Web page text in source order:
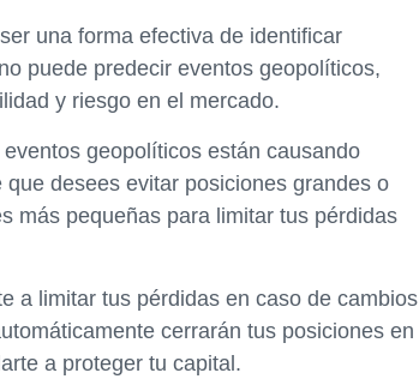
una forma efectiva de identificar
puede predecir eventos geopolíticos,
y riesgo en el mercado.
geopolíticos están causando
desees evitar posiciones grandes o
más pequeñas para limitar tus pérdidas
a limitar tus pérdidas en caso de cambios
cerrarán tus posiciones en
a proteger tu capital.